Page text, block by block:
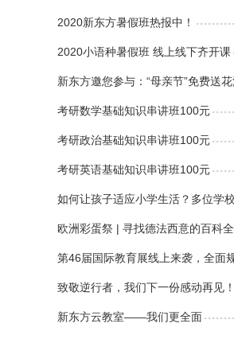
2020新东方暑假班热报中！
2020小语种暑假班 线上线下齐开课
新东方邀您参与：“母亲节”免费送花
考研数学基础知识串讲班100元
考研政治基础知识串讲班100元
考研英语基础知识串讲班100元
如何让孩子适应小学生活？多位学
欧洲彩蛋祭 | 寻找德法西意的百科
第46届国际教育展线上来袭，全面
致敬逆行者，我们下一份感动再见！
新东方云教室——我们更全面